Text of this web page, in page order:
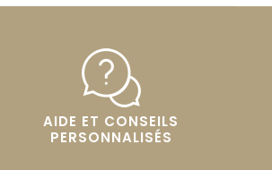
AIDE ET CONSEILS
PERSONNALISÉS